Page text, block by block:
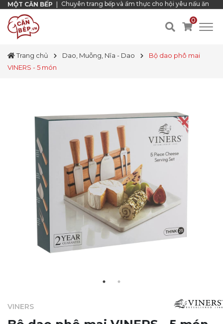
MỘT CĂN BẾP Chuyên trang bếp và ẩm thực cho hội yêu nấu ăn
0
Trang chủ Dao, Muỗng, Nĩa - Dao
Bộ dao phô mai
VINERS - 5 món
VINERS